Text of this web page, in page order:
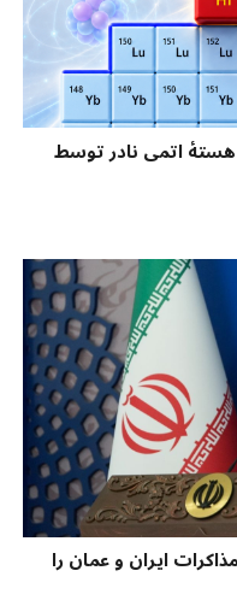
اتمی نادر توسط
ایران و عمان را